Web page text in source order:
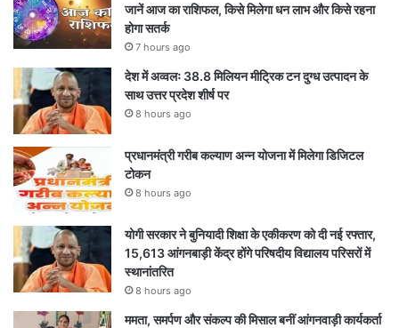
जानें आज का राशिफल, किसे मिलेगा धन लाभ और किसे रहना
होगा सतर्क
7 hours ago
देश में अव्वलः 38.8 मिलियन मीट्रिक टन दुग्ध उत्पादन के
साथ उत्तर प्रदेश शीर्ष पर
8 hours ago
प्रधानमंत्री गरीब कल्याण अन्न योजना में मिलेगा डिजिटल
टोकन
8 hours ago
योगी सरकार ने बुनियादी शिक्षा के एकीकरण को दी नई रफ्तार,
15,613 आंगनबाड़ी केंद्र होंगे परिषदीय विद्यालय परिसरों में
स्थानांतरित
8 hours ago
ममता, समर्पण और संकल्प की मिसाल बनीं आंगनवाड़ी कार्यकर्ता